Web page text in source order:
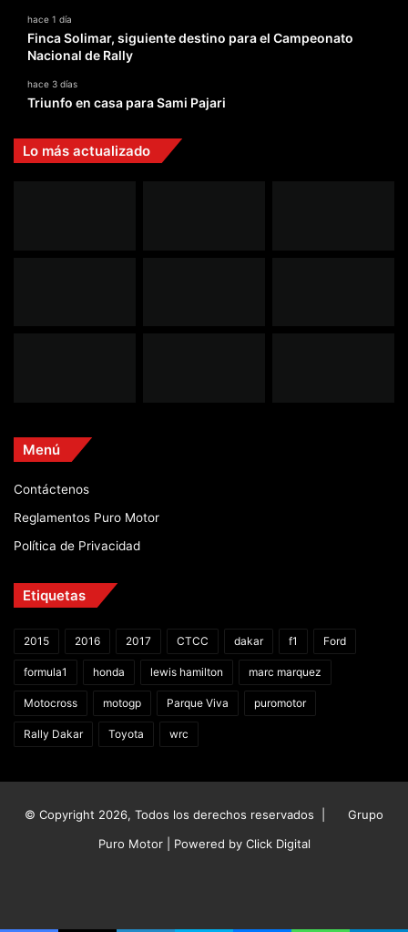
hace 1 día
Finca Solimar, siguiente destino para el Campeonato
Nacional de Rally
hace 3 días
Triunfo en casa para Sami Pajari
Lo más actualizado
Menú
Contáctenos
Reglamentos Puro Motor
Política de Privacidad
Etiquetas
2015 2016 2017 CTCC dakar f1 Ford
formula1 honda lewis hamilton marc marquez
Motocross motogp Parque Viva puromotor
Rally Dakar Toyota wrc
© Copyright 2026, Todos los derechos reservados |
Grupo
Puro Motor | Powered by Click Digital